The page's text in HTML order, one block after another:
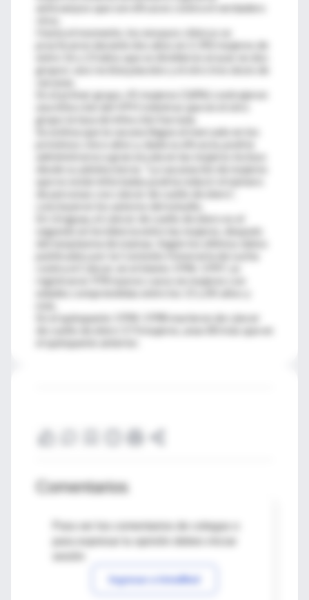
anticuerpos que son eficaces contra el verdadero
Hasta el momento, los ensayos clínicos se
practicaron durante dos años en 2.392 mujeres de
En el primer grupo, 41 mujeres (3,8%) contrajeron
Se estima que la vacuna llegue al mercado en los
administrarse a gran escala en las mujeres incluso
En Uruguay, el cáncer de cuello de útero es el
segundo en incidencia entre las mujeres, después
del neoplasma de mamas. Según los últimos datos
registraron 978 nuevos casos en mujeres con
En el quinquenio 1994-1998 murieron de cáncer
de cuello de útero 573 mujeres, unas 80 más que en
Comentarios
Para ver los comentarios de colegas o
Ingresar a IntraMed